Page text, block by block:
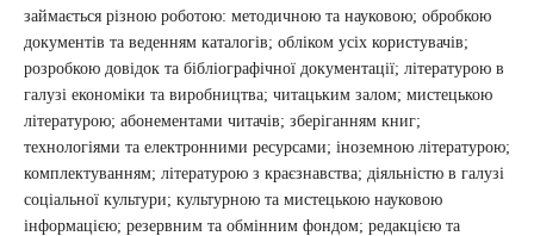
займається різною роботою: методичною та науковою; обробкою
документів та веденням каталогів; обліком усіх користувачів;
розробкою довідок та бібліографічної документації; літературою в
галузі економіки та виробництва; читацьким залом; мистецькою
літературою; абонементами читачів; зберіганням книг;
технологіями та електронними ресурсами; іноземною літературою;
комплектуванням; літературою з краєзнавства; діяльністю в галузі
соціальної культури; культурною та мистецькою науковою
інформацією; резервним та обмінним фондом; редакцією та